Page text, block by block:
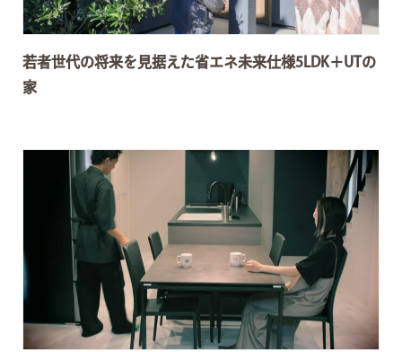
若者世代の将来を見据えた省エネ未来仕様5LDK＋UTの
家